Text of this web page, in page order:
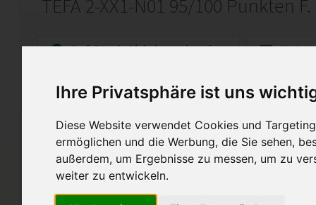
Ihre Privatsphäre ist uns
Diese Website verwendet Cookies und
ermöglichen und die Werbung, die Sie sehen,
außerdem, um Ergebnisse zu messen, um zu
weiter zu entwickeln.
Auf StudyAid.de verkaufen
Startseite Wirtschaft
Technischer Fachwirt ILS
Diese Lösung wurde bei der
Note 1 bewertet! Die
nicht zur "eins zu eins"